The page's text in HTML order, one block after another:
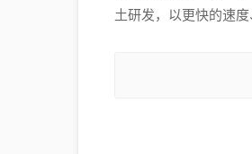
土研发，以更快的速